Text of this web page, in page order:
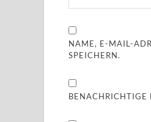
NAME, E-MAIL-
SPEICHERN.